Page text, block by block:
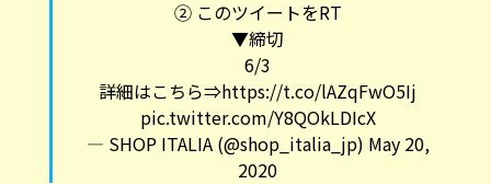
② このツイートをRT
▼締切
6/3
詳細はこちら⇒https://t.co/lAZqFwO5Ij
pic.twitter.com/Y8QOkLDIcX
— SHOP ITALIA (@shop_italia_jp) May 20,
2020